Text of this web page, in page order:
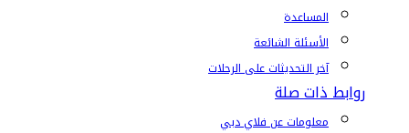
المساعدة
الأسئلة الشائعة
آخر التحديثات على الرحلات
روابط ذات صلة
معلومات عن فلاي دبي